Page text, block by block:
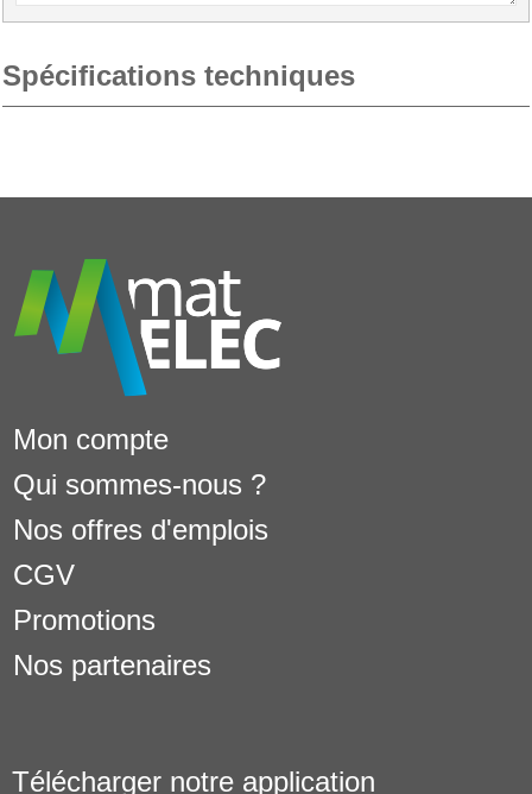
Spécifications techniques
Mon compte
Qui sommes-nous ?
Nos offres d'emplois
CGV
Promotions
Nos partenaires
Télécharger notre application